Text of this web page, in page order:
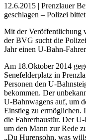
12.6.2015 | Prenzlauer
geschlagen – Polizei
Mit der Veröffentlichung
der BVG sucht die
Jahr einen U-Bahn-
Am 18.Oktober 2014
Senefelderplatz in
Personen den U-
bekommen. Der
U-Bahnwagens auf, um
Einstieg zu ermöglichen.
die Fahrerhaustür. Der
um den Mann zur Rede
„Du Hurensohn, was